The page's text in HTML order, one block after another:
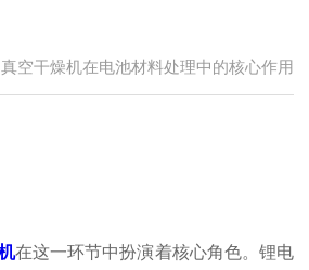
空干燥机在电池材料处理中的核心作用
在这一环节中扮演着核心角色。锂电